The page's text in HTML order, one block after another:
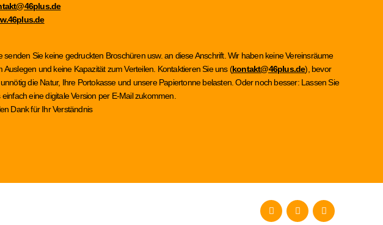
senden Sie keine gedruckten Broschüren usw. an diese Anschrift. Wir haben keine Vereinsräume
Auslegen und keine Kapazität zum Verteilen. Kontaktieren Sie uns (kontakt@46plus.de), bevor
die Natur, Ihre Portokasse und unsere Papiertonne belasten. Oder noch besser: Lassen Sie
einfach eine digitale Version per E-Mail zukommen.
Dank für Ihr Verständnis